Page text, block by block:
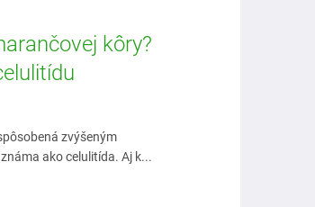
kôry?
zvýšeným
ako celulitída. Aj k...